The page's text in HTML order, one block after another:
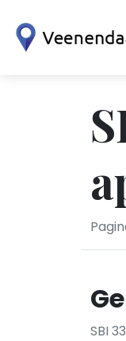
SBI